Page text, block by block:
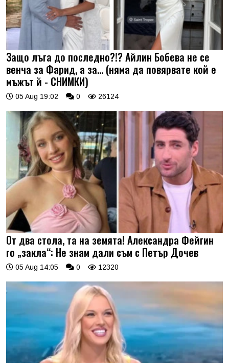
Защо лъга до последно?!? Айлин Бобева не се
венча за Фарид, а за... (няма да повярвате кой е
мъжът й - СНИМКИ)
05 Aug 19:02 0 26124
От два стола, та на земята! Александра Фейгин
го „закла“: Не знам дали съм с Петър Дочев
05 Aug 14:05 0 12320